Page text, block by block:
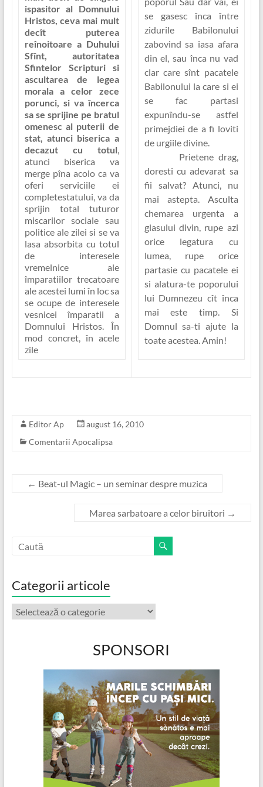
ispasitor al Domnului
Hristos, ceva mai mult
decît puterea
reînoitoare a Duhului
Sfînt, autoritatea
Sfintelor Scripturi si
ascultarea de legea
morala a celor zece
porunci, si va încerca
sa se sprijine pe bratul
omenesc al puterii de
stat, atunci biserica a
decazut cu totul,
atunci biserica va
merge pîna acolo ca va
oferi serviciile ei
completestatului, va da
sprijin total tuturor
miscarilor sociale sau
politice ale zilei si se va
lasa absorbita cu totul
de interesele
vremelnice ale
împaratiilor trecatoare
ale acestei lumi în loc sa
se ocupe de interesele
vesnicei împaratii a
Domnului Hristos. În
mod concret, în acele
zile
se gasesc înca între
zidurile Babilonului
zabovind sa iasa afara
din el, sau înca nu vad
clar care sînt pacatele
Babilonului la care si ei
se fac partasi
expunîndu-se astfel
primejdiei de a fi loviti
de urgiile divine.
Prietene drag,
doresti cu adevarat sa
fii salvat? Atunci, nu
mai astepta. Asculta
chemarea urgenta a
glasului divin, rupe azi
orice legatura cu
lumea, rupe orice
partasie cu pacatele ei
si alatura-te poporului
lui Dumnezeu cît înca
mai este timp. Si
Domnul sa-ti ajute la
toate acestea. Amin!
Editor Ap
august 16, 2010
Comentarii Apocalipsa
← Beat-ul Magic – un seminar despre muzica
Marea sarbatoare a celor biruitori →
Categorii articole
Categorii
articole
SPONSORI